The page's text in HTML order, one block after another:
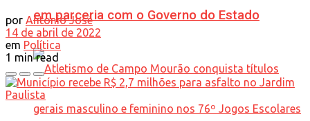
em parceria com o Governo do Estado
por Antonio José
14 de abril de 2022
em Política
1 min read